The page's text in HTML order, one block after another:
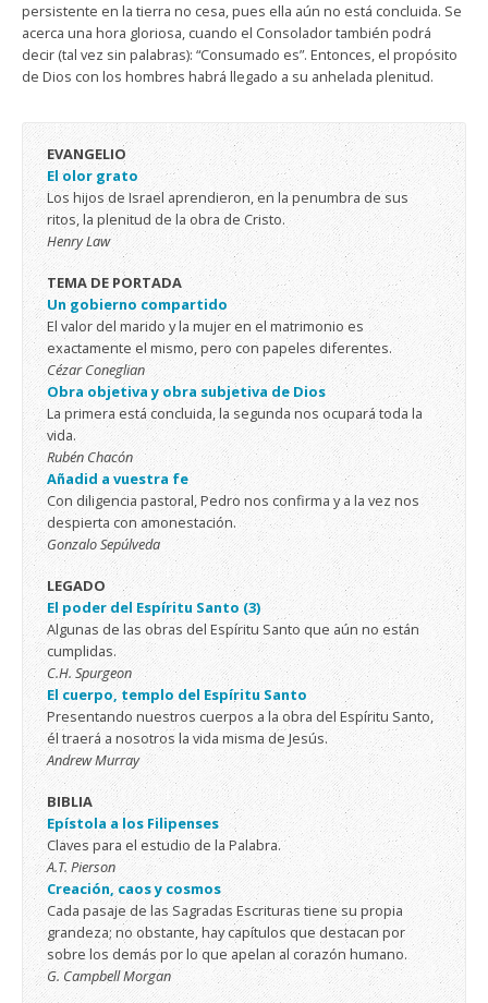
persistente en la tierra no cesa, pues ella aún no está concluida. Se
acerca una hora gloriosa, cuando el Consolador también podrá
decir (tal vez sin palabras): “Consumado es”. Entonces, el propósito
de Dios con los hombres habrá llegado a su anhelada plenitud.
EVANGELIO
El olor grato
Los hijos de Israel aprendieron, en la penumbra de sus
ritos, la plenitud de la obra de Cristo.
Henry Law
TEMA DE PORTADA
Un gobierno compartido
El valor del marido y la mujer en el matrimonio es
exactamente el mismo, pero con papeles diferentes.
Cézar Coneglian
Obra objetiva y obra subjetiva de Dios
La primera está concluida, la segunda nos ocupará toda la
vida.
Rubén Chacón
Añadid a vuestra fe
Con diligencia pastoral, Pedro nos confirma y a la vez nos
despierta con amonestación.
Gonzalo Sepúlveda
LEGADO
El poder del Espíritu Santo (3)
Algunas de las obras del Espíritu Santo que aún no están
cumplidas.
C.H. Spurgeon
El cuerpo, templo del Espíritu Santo
Presentando nuestros cuerpos a la obra del Espíritu Santo,
él traerá a nosotros la vida misma de Jesús.
Andrew Murray
BIBLIA
Epístola a los Filipenses
Claves para el estudio de la Palabra.
A.T. Pierson
Creación, caos y cosmos
Cada pasaje de las Sagradas Escrituras tiene su propia
grandeza; no obstante, hay capítulos que destacan por
sobre los demás por lo que apelan al corazón humano.
G. Campbell Morgan